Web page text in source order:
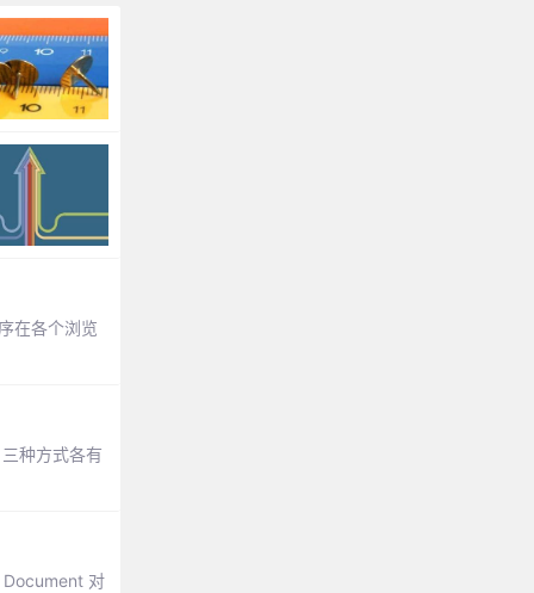
在各个浏览
种方式各有
Document 对